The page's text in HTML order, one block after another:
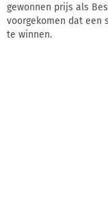
gewonnen prijs als
voorgekomen dat een
te winnen.